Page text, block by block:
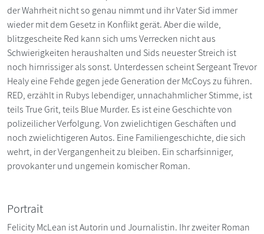
der Wahrheit nicht so genau nimmt und ihr Vater Sid immer
wieder mit dem Gesetz in Konflikt gerät. Aber die wilde,
blitzgescheite Red kann sich ums Verrecken nicht aus
Schwierigkeiten heraushalten und Sids neuester Streich ist
noch hirnrissiger als sonst. Unterdessen scheint Sergeant Trevor
Healy eine Fehde gegen jede Generation der McCoys zu führen.
RED, erzählt in Rubys lebendiger, unnachahmlicher Stimme, ist
teils True Grit, teils Blue Murder. Es ist eine Geschichte von
polizeilicher Verfolgung. Von zwielichtigen Geschäften und
noch zwielichtigeren Autos. Eine Familiengeschichte, die sich
wehrt, in der Vergangenheit zu bleiben. Ein scharfsinniger,
provokanter und ungemein komischer Roman.
Portrait
Felicity McLean ist Autorin und Journalistin. Ihr zweiter Roman